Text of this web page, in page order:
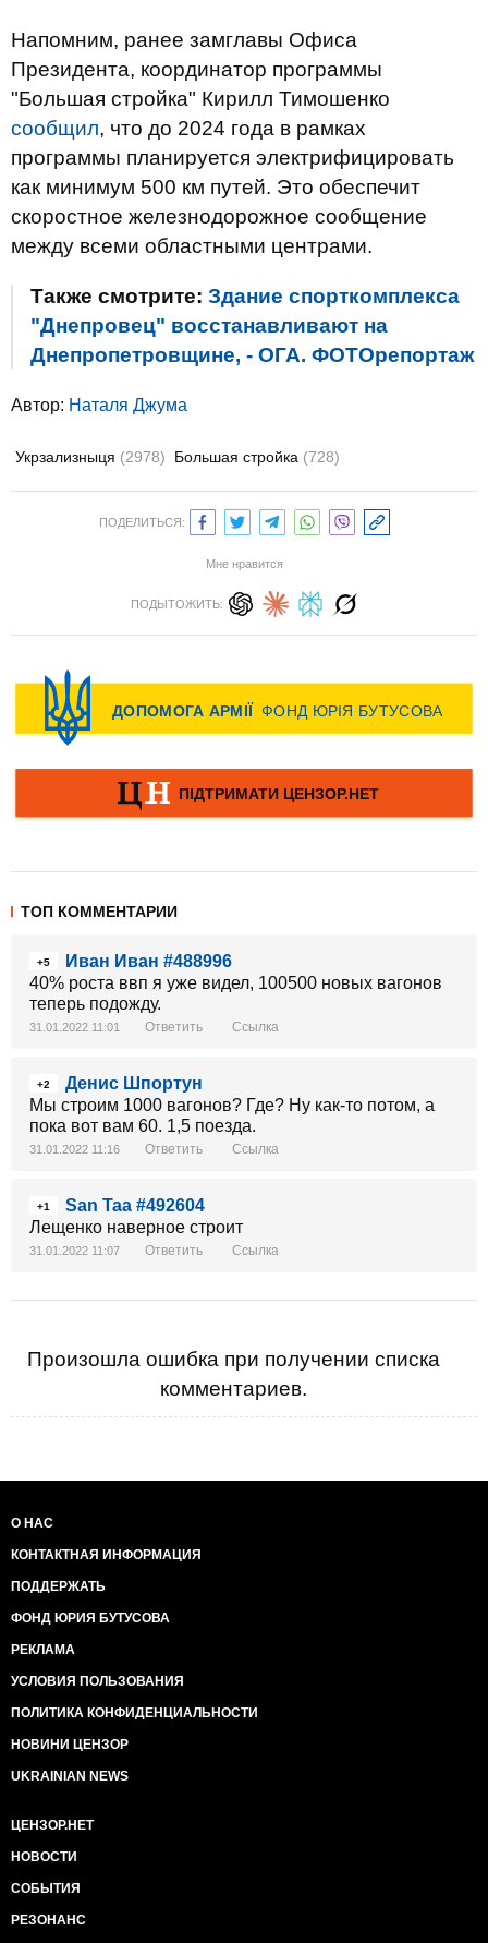
Напомним, ранее замглавы Офиса
Президента, координатор программы
"Большая стройка" Кирилл Тимошенко
сообщил, что до 2024 года в рамках
программы планируется электрифицировать
как минимум 500 км путей. Это обеспечит
скоростное железнодорожное сообщение
между всеми областными центрами.
Также смотрите: Здание спорткомплекса
"Днепровец" восстанавливают на
Днепропетровщине, - ОГА. ФОТОрепортаж
Автор: Наталя Джума
Укрзализныця (2978) Большая стройка (728)
ПОДЕЛИТЬСЯ:
Мне нравится
ПОДЫТОЖИТЬ:
ТОП КОММЕНТАРИИ
+5
Иван Иван #488996
40% роста ввп я уже видел, 100500 новых вагонов
теперь подожду.
31.01.2022 11:01 Ответить Ссылка
+2
Денис Шпортун
Мы строим 1000 вагонов? Где? Ну как-то потом, а
пока вот вам 60. 1,5 поезда.
31.01.2022 11:16 Ответить Ссылка
+1
San Taa #492604
Лещенко наверное строит
31.01.2022 11:07 Ответить Ссылка
Произошла ошибка при получении списка
комментариев.
О НАС
КОНТАКТНАЯ ИНФОРМАЦИЯ
ПОДДЕРЖАТЬ
ФОНД ЮРИЯ БУТУСОВА
РЕКЛАМА
УСЛОВИЯ ПОЛЬЗОВАНИЯ
ПОЛИТИКА КОНФИДЕНЦИАЛЬНОСТИ
НОВИНИ ЦЕНЗОР
UKRAINIAN NEWS
ЦЕНЗОР.НЕТ
НОВОСТИ
СОБЫТИЯ
РЕЗОНАНС